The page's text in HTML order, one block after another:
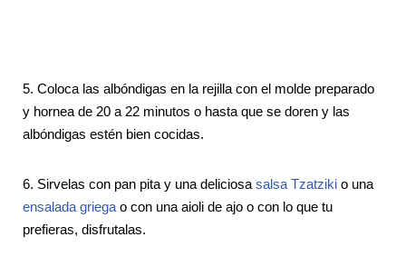
5. Coloca las albóndigas en la rejilla con el molde preparado
y hornea de 20 a 22 minutos o hasta que se doren y las
albóndigas estén bien cocidas.
6. Sirvelas con pan pita y una deliciosa salsa Tzatziki o una
ensalada griega o con una aioli de ajo o con lo que tu
prefieras, disfrutalas.